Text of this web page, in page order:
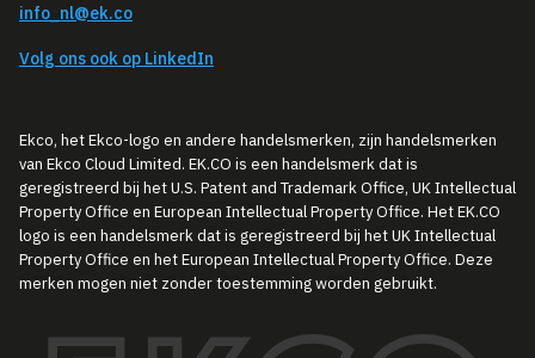
info_nl@ek.co
Volg ons ook op LinkedIn
Ekco, het Ekco-logo en andere handelsmerken, zijn handelsmerken
van Ekco Cloud Limited. EK.CO is een handelsmerk dat is
geregistreerd bij het U.S. Patent and Trademark Office, UK Intellectual
Property Office en European Intellectual Property Office. Het EK.CO
logo is een handelsmerk dat is geregistreerd bij het UK Intellectual
Property Office en het European Intellectual Property Office. Deze
merken mogen niet zonder toestemming worden gebruikt.